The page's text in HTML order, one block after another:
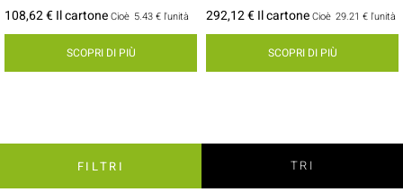
108,62 € Il cartoneCioè 5.43 € l'unità
SCOPRI DI PIÙ
292,12 € Il cartoneCioè 29.21 € l'unità
SCOPRI DI PIÙ
FILTRI TRI